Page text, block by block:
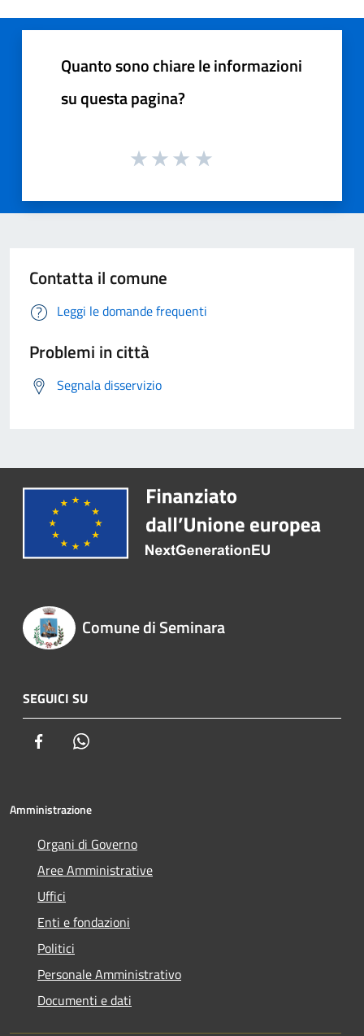
Quanto sono chiare le informazioni
su questa pagina?
Contatta il comune
Leggi le domande frequenti
Problemi in città
Segnala disservizio
Comune di Seminara
SEGUICI SU
Facebook
Amministrazione
Organi di Governo
Aree Amministrative
Uffici
Enti e fondazioni
Politici
Personale Amministrativo
Documenti e dati